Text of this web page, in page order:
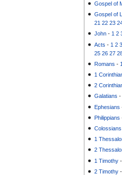
Gospel of
Gospel of
21 22 23
John -1 2
Acts - 1 2
25 26 27
Romans -
1
2
Galatians
Ephesians
Philippians
Colossians
1
2
1 Timothy
2 Timothy